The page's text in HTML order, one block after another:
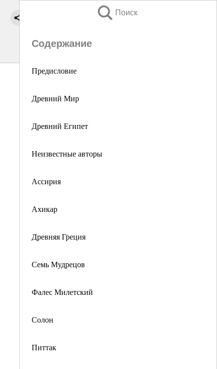
Поиск
Содержание
Предисловие
Древний Мир
Древний Египет
Неизвестные авторы
Ассирия
Ахикар
Древняя Греция
Семь Мудрецов
Фалес Милетский
Солон
Питтак